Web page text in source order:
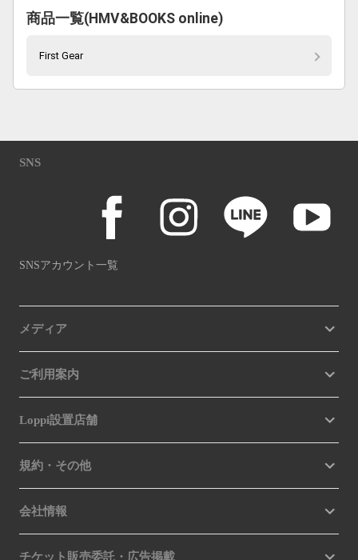
商品一覧(HMV&BOOKS online)
First Gear
SNS
SNSアカウント一覧
メディア
ご利用案内
Loppi設置店舗
規約・その他
会社情報
チケット販売委託・広告掲載